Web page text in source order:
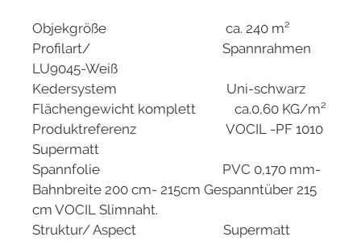
Objekgröße ca. 240 m²
Profilart/ Spannrahmen
LU9045-Weiß
Kedersystem Uni-schwarz
Flächengewicht komplett ca.0,60 KG/m²
Produktreferenz VOCIL -PF 1010
Supermatt
Spannfolie PVC 0,170 mm-
Bahnbreite 200 cm- 215cm Gespanntüber 215
cm VOCIL Slimnaht.
Struktur/ Aspect Supermatt